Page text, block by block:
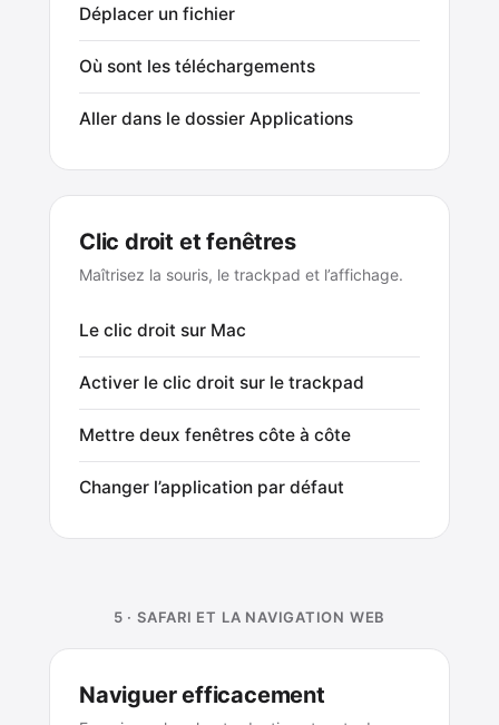
Déplacer un fichier
Où sont les téléchargements
Aller dans le dossier Applications
Clic droit et fenêtres
Maîtrisez la souris, le trackpad et l’affichage.
Le clic droit sur Mac
Activer le clic droit sur le trackpad
Mettre deux fenêtres côte à côte
Changer l’application par défaut
5 · SAFARI ET LA NAVIGATION WEB
Naviguer efficacement